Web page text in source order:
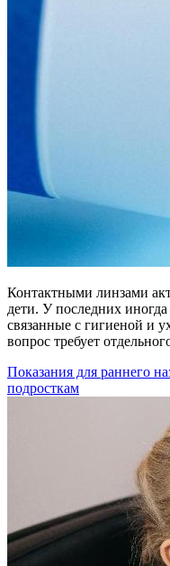
Контактными линзами
дети. У последних
связанные с гигиеной и
вопрос требует
Показания для раннего
подросткам